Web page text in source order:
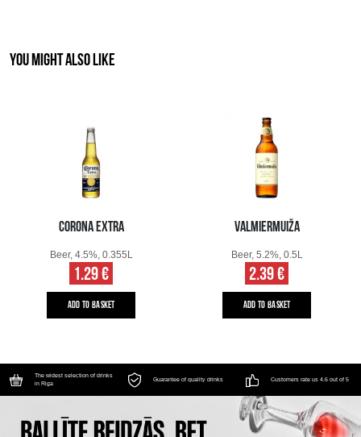
YOU MIGHT ALSO LIKE
CORONA EXTRA
Beer, 4.5%, 0.355L
1.29 €
ADD TO BASKET
VALMIERMUIŽA
Beer, 5.2%, 0.5L
2.39 €
ADD TO BASKET
The widest selection of drinks
in Riga
Guarantee of quality drinks Customers rate us 4.6 out of 5